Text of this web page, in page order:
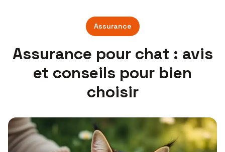
Assurance
Assurance pour chat : avis
et conseils pour bien
choisir